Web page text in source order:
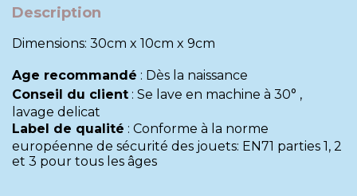
Description
Dimensions: 30cm x 10cm x 9cm
Age recommandé : Dès la naissance
Conseil du client : Se lave en machine à 30° ,
lavage delicat
Label de qualité : Conforme à la norme
européenne de sécurité des jouets: EN71 parties 1, 2
et 3 pour tous les âges